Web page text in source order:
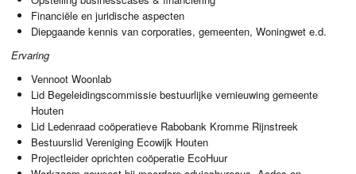
Financiële en juridische aspecten
Diepgaande kennis van corporaties, gemeenten, Woningwet e.d.
Ervaring
Vennoot Woonlab
Lid Begeleidingscommissie bestuurlijke vernieuwing gemeente
Houten
Lid Ledenraad coöperatieve Rabobank Kromme Rijnstreek
Bestuurslid Vereniging Ecowijk Houten
Projectleider oprichten coöperatie EcoHuur